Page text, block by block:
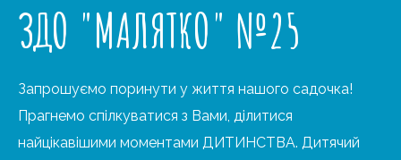
ЗДО "МАЛЯТКО" №25
Запрошуємо поринути у життя нашого садочка!
Прагнемо спілкуватися з Вами, ділитися
найцікавішими моментами ДИТИНСТВА. Дитячий